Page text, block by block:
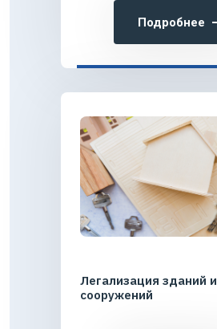
Подробнее
Легализация зданий и
сооружений